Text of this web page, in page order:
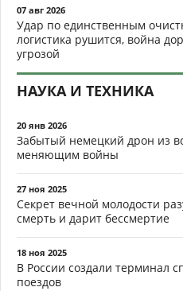
07 авг 2026
Удар по единственным
логистика рушится, война
угрозой
НАУКА И ТЕХНИКА
20 янв 2026
Забытый немецкий дрон из
меняющим войны
27 ноя 2025
Секрет вечной молодости
смерть и дарит бессмертие
18 ноя 2025
В России создали терминал
поездов